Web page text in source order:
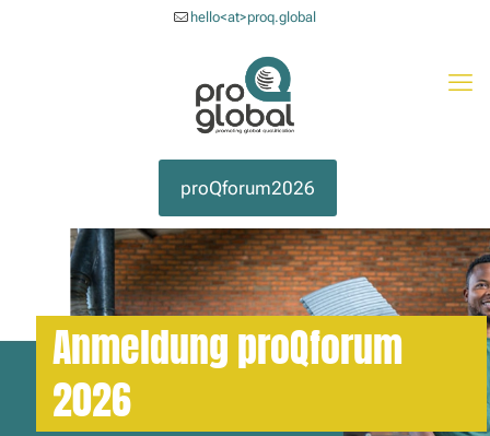
hello<at>proq.global
proQforum2026
Anmeldung proQforum
2026